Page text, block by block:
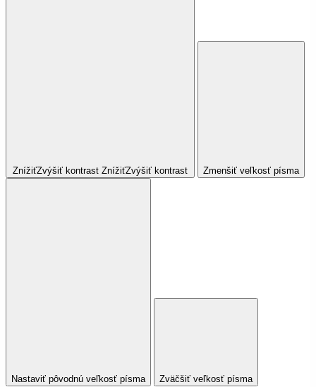
ZnížiťZvýšiť kontrast ZnížiťZvýšiť kontrast Zmenšiť veľkosť písma
Nastaviť pôvodnú veľkosť písma Zväčšiť veľkosť písma